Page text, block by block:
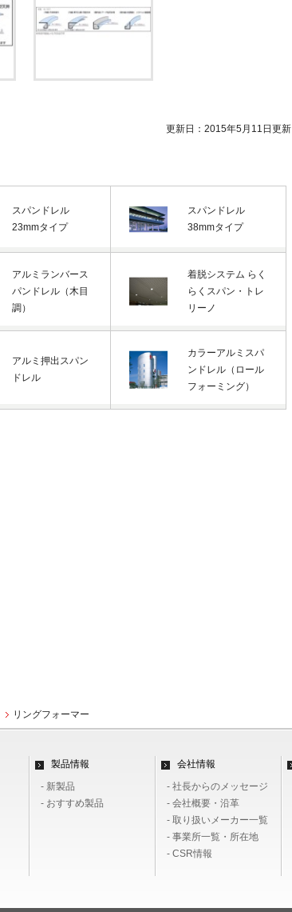
更新日：2015年5月11日更新
スパンドレル
23mmタイプ
スパンドレル
38mmタイプ
アルミランバース
パンドレル（木目
調）
着脱システム らく
らくスパン・トレ
リーノ
アルミ押出スパン
ドレル
カラーアルミスパ
ンドレル（ロール
フォーミング）
リングフォーマー
製品情報
- 新製品
- おすすめ製品
会社情報
- 社長からのメッセージ
- 会社概要・沿革
- 取り扱いメーカー一覧
- 事業所一覧・所在地
- CSR情報